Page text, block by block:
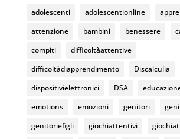
k C
h
a
n
n
el
adolescenti adolescentionline
attenzione
bambini benessere
compiti
difficoltàattentive
difficoltàdiapprendimento
Discalculia
dispositivielettronici
DSA
emotions
emozioni genitori
genitoriefigli
giochiattentivi